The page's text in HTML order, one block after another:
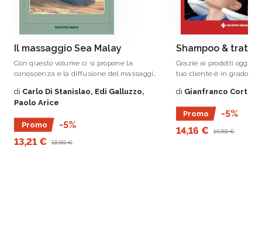
Il massaggio Sea Malay
Con questo volume ci si propone la
conoscenza e la diffusione del massaggio
origine indonesiana, sviluppatasi nel I
secolo a.
di Carlo Di Stanislao, Edi Galluzzo,
Paolo Arice
Promo
-5%
13,21 €
13,90 €
Shampoo &
Grazie ai prodotti oggi in
tuo cliente è in grado di
di Gianfranco Cortesi
Promo
-5%
14,16 €
14,90 €